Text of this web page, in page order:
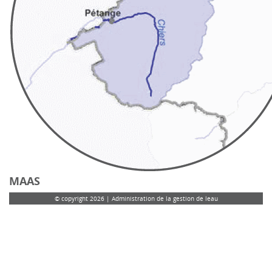
MAAS
© copyright 2026 | Administration de la gestion de leau